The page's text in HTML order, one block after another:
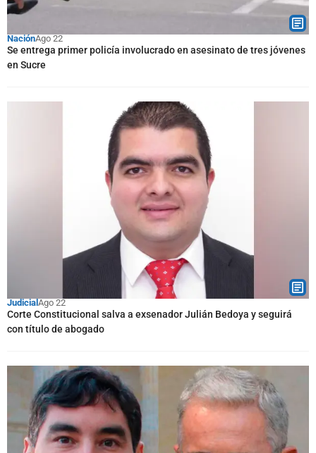
NaciónAgo 22
Se entrega primer policía involucrado en asesinato de tres jóvenes
en Sucre
JudicialAgo 22
Corte Constitucional salva a exsenador Julián Bedoya y seguirá
con título de abogado